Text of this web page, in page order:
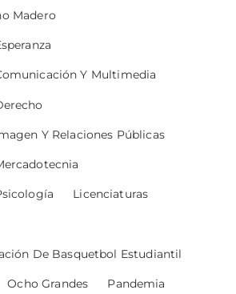
Madero
Y Multimedia
Y Relaciones Públicas
Licenciaturas
De Basquetbol Estudiantil
Ocho Grandes Pandemia